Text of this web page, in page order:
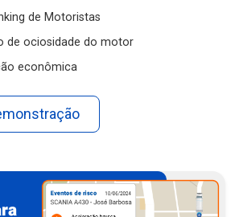
de Motoristas
de ociosidade do motor
econômica